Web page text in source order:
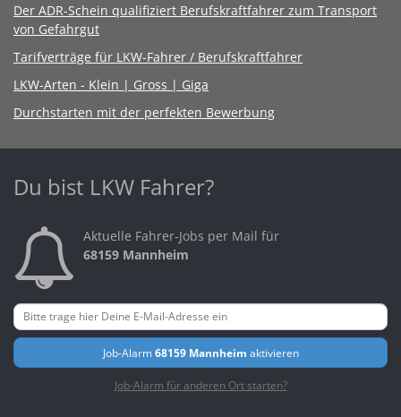
Der ADR-Schein qualifiziert Berufskraftfahrer zum Transport
von Gefahrgut
Tarifverträge für LKW-Fahrer / Berufskraftfahrer
LKW-Arten - Klein | Gross | Giga
Durchstarten mit der perfekten Bewerbung
Du bist LKW Fahrer?
Aktuelle Fahrer-Jobs per Mail für
68159 Mannheim
Job-Alarm68159 Mannheim aktivieren
Job-Alarm für anderen Ort starten?